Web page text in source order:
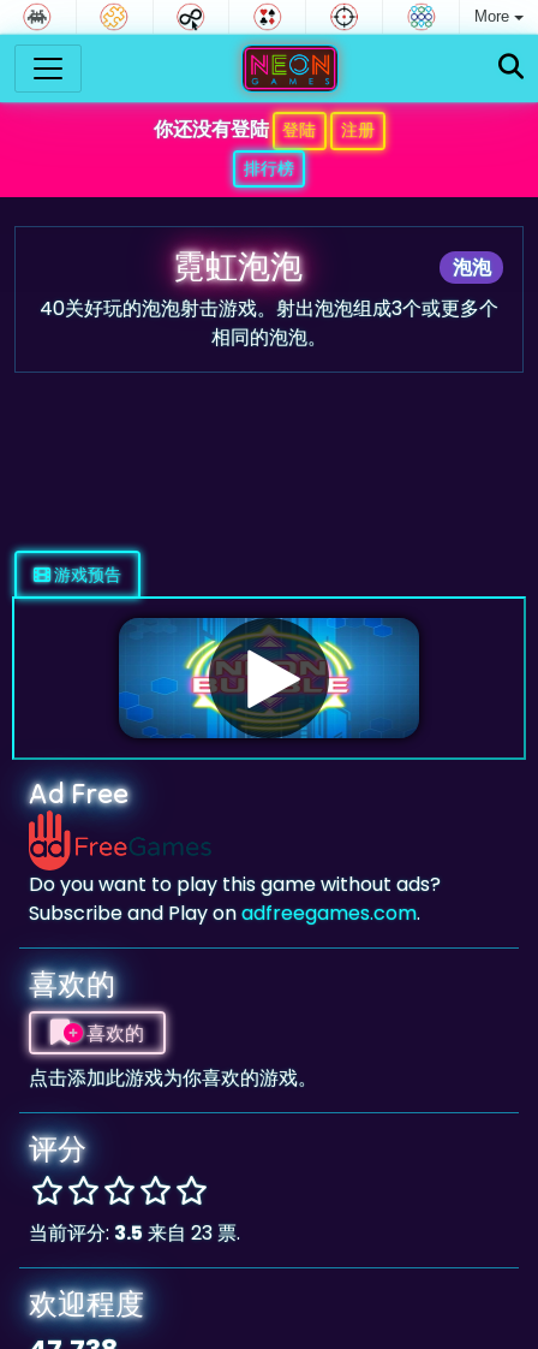
More
你还没有登陆 登陆
注册
排行榜
泡泡
霓虹泡泡
40关好玩的泡泡射击游戏。射出泡泡组成3个或更多个
相同的泡泡。
Ad Free
Do you want to play this game without ads?
Subscribe and Play on
喜欢的
喜欢的
点击添加此游戏为你喜欢的游戏。
评分
当前评分: 3.5 来自 23 票.
欢迎程度
47.738
这个游戏被玩了 47.738 次.